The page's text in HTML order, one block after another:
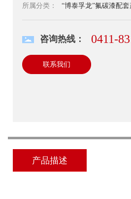
所属分类： “博泰孚龙”氟碳漆配套
咨询热线： 0411-
联系我们
产品描述